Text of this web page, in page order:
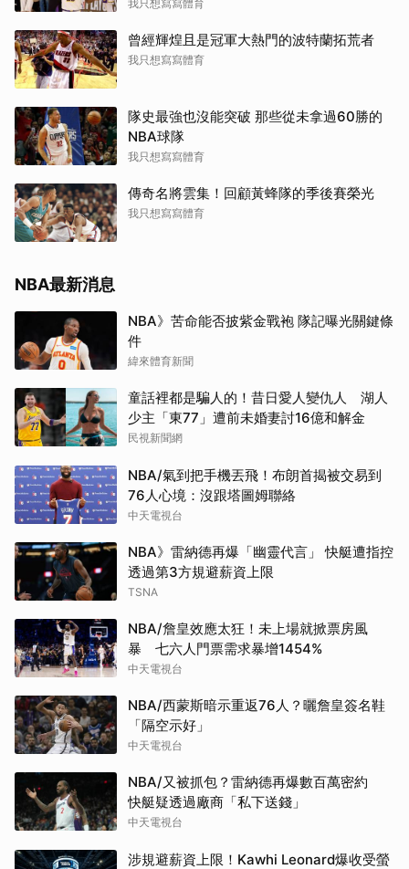
我只想寫寫體育
曾經輝煌且是冠軍大熱門的波特蘭拓荒者
我只想寫寫體育
隊史最強也沒能突破 那些從未拿過60勝的
NBA球隊
我只想寫寫體育
傳奇名將雲集！回顧黃蜂隊的季後賽榮光
我只想寫寫體育
NBA最新消息
NBA》苦命能否披紫金戰袍 隊記曝光關鍵條
件
緯來體育新聞
童話裡都是騙人的！昔日愛人變仇人 湖人
少主「東77」遭前未婚妻討16億和解金
民視新聞網
NBA/氣到把手機丟飛！布朗首揭被交易到
76人心境：沒跟塔圖姆聯絡
中天電視台
NBA》雷納德再爆「幽靈代言」 快艇遭指控
透過第3方規避薪資上限
TSNA
NBA/詹皇效應太狂！未上場就掀票房風
暴 七六人門票需求暴增1454%
中天電視台
NBA/西蒙斯暗示重返76人？曬詹皇簽名鞋
「隔空示好」
中天電視台
NBA/又被抓包？雷納德再爆數百萬密約
快艇疑透過廠商「私下送錢」
中天電視台
涉規避薪資上限！Kawhi Leonard爆收受螢